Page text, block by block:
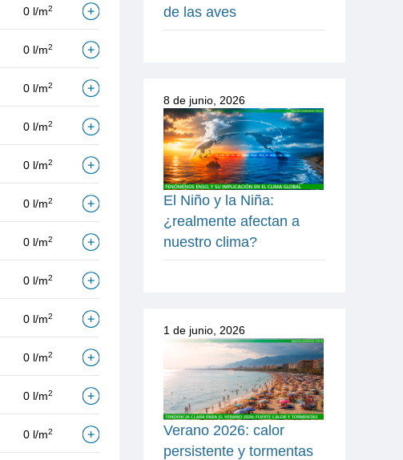
0 l/m2
0 l/m2
0 l/m2
0 l/m2
0 l/m2
0 l/m2
0 l/m2
0 l/m2
0 l/m2
0 l/m2
0 l/m2
0 l/m2
de las aves
8 de junio, 2026
El Niño y la Niña:
¿realmente afectan a
nuestro clima?
1 de junio, 2026
Verano 2026: calor
persistente y tormentas